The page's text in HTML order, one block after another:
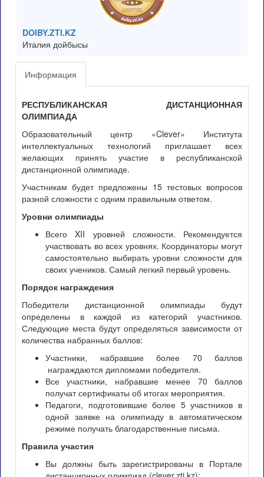
DOIBY.ZTI.KZ
Италия дойбысы
Информация
РЕСПУБЛИКАНСКАЯ ДИСТАНЦИОННАЯ
ОЛИМПИАДА
Образовательный центр «Clever» Института
интеллектуальных технологий приглашает всех
желающих принять участие в республиканской
дистанционной олимпиаде.
Участникам будет предложены 15 тестовых вопросов
разной сложности с одним правильным ответом.
Уровни олимпиады
Всего XII уровней сложности. Рекомендуется
участвовать во всех уровнях. Координаторы могут
самостоятельно выбирать уровни сложности для
своих учеников. Самый легкий первый уровень.
Порядок награждения
Победители дистанционной олимпиады будут
определены в каждой из категорий участников.
Следующие места будут определяться зависимости от
количества набранных баллов:
Участники, набравшие более 70 баллов
награждаются дипломами победителя.
Все участники, набравшие менее 70 баллов
получат сертификаты об итогах мероприятия.
Педагоги, подготовившие более 5 участников в
одной заявке на олимпиаду в автоматическом
режиме получать благодарственные письма.
Правила участия
Вы должны быть зарегистрированы в Портале